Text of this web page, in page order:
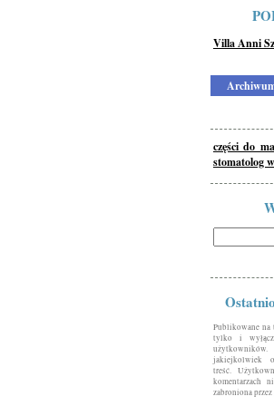
Villa Anni
części do
stomatolog
Publikowane na
tylko i
jakiejkolwiek
treść.
komentarzach
zabroniona